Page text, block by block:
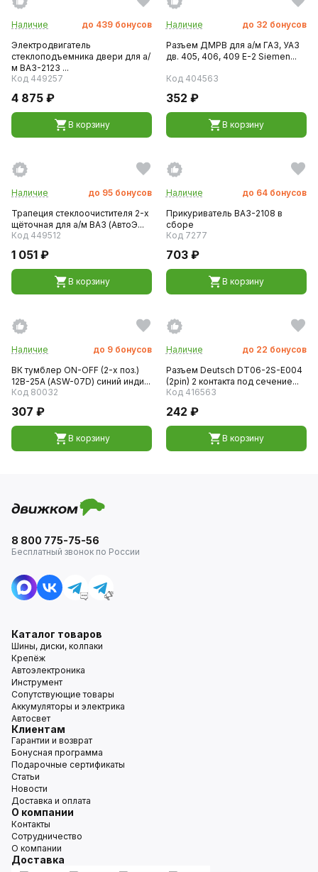
Наличие до 439 бонусов
Электродвигатель
стеклоподъемника двери для а/
м ВАЗ-2123 ...
Код 449257
4 875 ₽
В корзину
Наличие до 32 бонусов
Разъем ДМРВ для а/м ГАЗ, УАЗ
дв. 405, 406, 409 Е-2 Siemen...
Код 404563
352 ₽
В корзину
Наличие до 95 бонусов
Трапеция стеклоочистителя 2-х
щёточная для а/м ВАЗ (АвтоЭ...
Код 449512
1 051 ₽
В корзину
Наличие до 64 бонусов
Прикуриватель ВАЗ-2108 в
сборе
Код 7277
703 ₽
В корзину
Наличие до 9 бонусов
ВК тумблер ON-OFF (2-х поз.)
12В-25А (ASW-07D) синий инди...
Код 80032
307 ₽
В корзину
Наличие до 22 бонусов
Разъем Deutsch DT06-2S-E004
(2pin) 2 контакта под сечение...
Код 416563
242 ₽
В корзину
8 800 775-75-56
Бесплатный звонок по России
Каталог товаров
Шины, диски, колпаки
Крепёж
Автоэлектроника
Инструмент
Сопутствующие товары
Аккумуляторы и электрика
Автосвет
Клиентам
Гарантии и возврат
Бонусная программа
Подарочные сертификаты
Статьи
Новости
Доставка и оплата
О компании
Контакты
Сотрудничество
О компании
Доставка